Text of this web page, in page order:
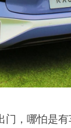
，哪怕是有